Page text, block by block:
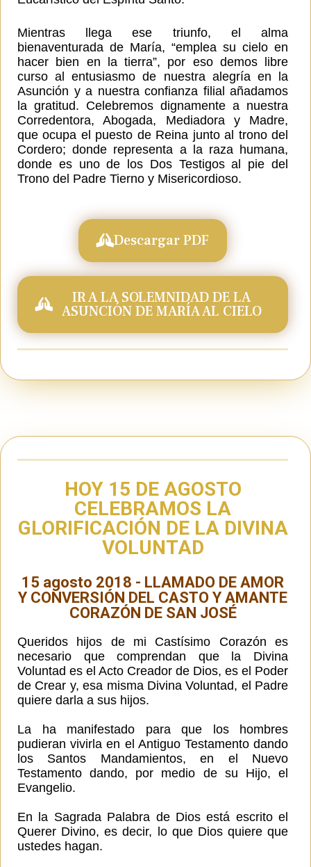
Mientras llega ese triunfo, el alma
bienaventurada de María, “emplea su cielo en
hacer bien en la tierra”, por eso demos libre
curso al entusiasmo de nuestra alegría en la
Asunción y a nuestra confianza filial añadamos
la gratitud. Celebremos dignamente a nuestra
Corredentora, Abogada, Mediadora y Madre,
que ocupa el puesto de Reina junto al trono del
Cordero; donde representa a la raza humana,
donde es uno de los Dos Testigos al pie del
Trono del Padre Tierno y Misericordioso.
Descargar PDF
IR A LA SOLEMNIDAD DE LA
ASUNCIÓN DE MARÍA AL CIELO
HOY 15 DE AGOSTO
CELEBRAMOS LA
GLORIFICACIÓN DE LA DIVINA
VOLUNTAD
15 agosto 2018 - LLAMADO DE AMOR
Y CONVERSIÓN DEL CASTO Y AMANTE
CORAZÓN DE SAN JOSÉ
Queridos hijos de mi Castísimo Corazón es
necesario que comprendan que la Divina
Voluntad es el Acto Creador de Dios, es el Poder
de Crear y, esa misma Divina Voluntad, el Padre
quiere darla a sus hijos.
La ha manifestado para que los hombres
pudieran vivirla en el Antiguo Testamento dando
los Santos Mandamientos, en el Nuevo
Testamento dando, por medio de su Hijo, el
Evangelio.
En la Sagrada Palabra de Dios está escrito el
Querer Divino, es decir, lo que Dios quiere que
ustedes hagan.